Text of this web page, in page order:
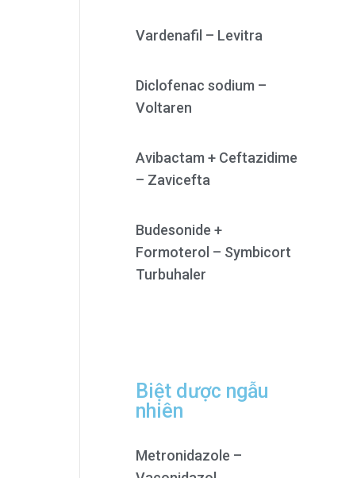
Vardenafil – Levitra
Diclofenac sodium –
Voltaren
Avibactam + Ceftazidime
– Zavicefta
Budesonide +
Formoterol – Symbicort
Turbuhaler
Biệt dược ngẫu
nhiên
Metronidazole –